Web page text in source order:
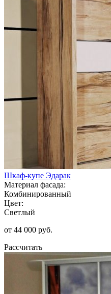
Шкаф-купе Эдарак
Материал фасада:
Комбинированный
Цвет:
Светлый
от 44 000 руб.
Рассчитать